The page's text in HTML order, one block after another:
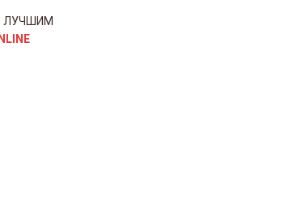
ЛУЧШИМ